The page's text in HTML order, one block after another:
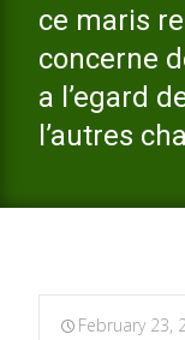
ce maris
concerne
a l’egard
l’autres
February 23,